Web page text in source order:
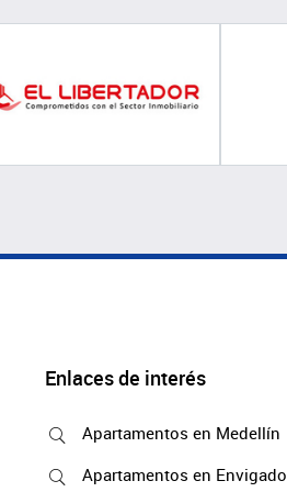
Enlaces de interés
Apartamentos en Medellín
Apartamentos en Envigado